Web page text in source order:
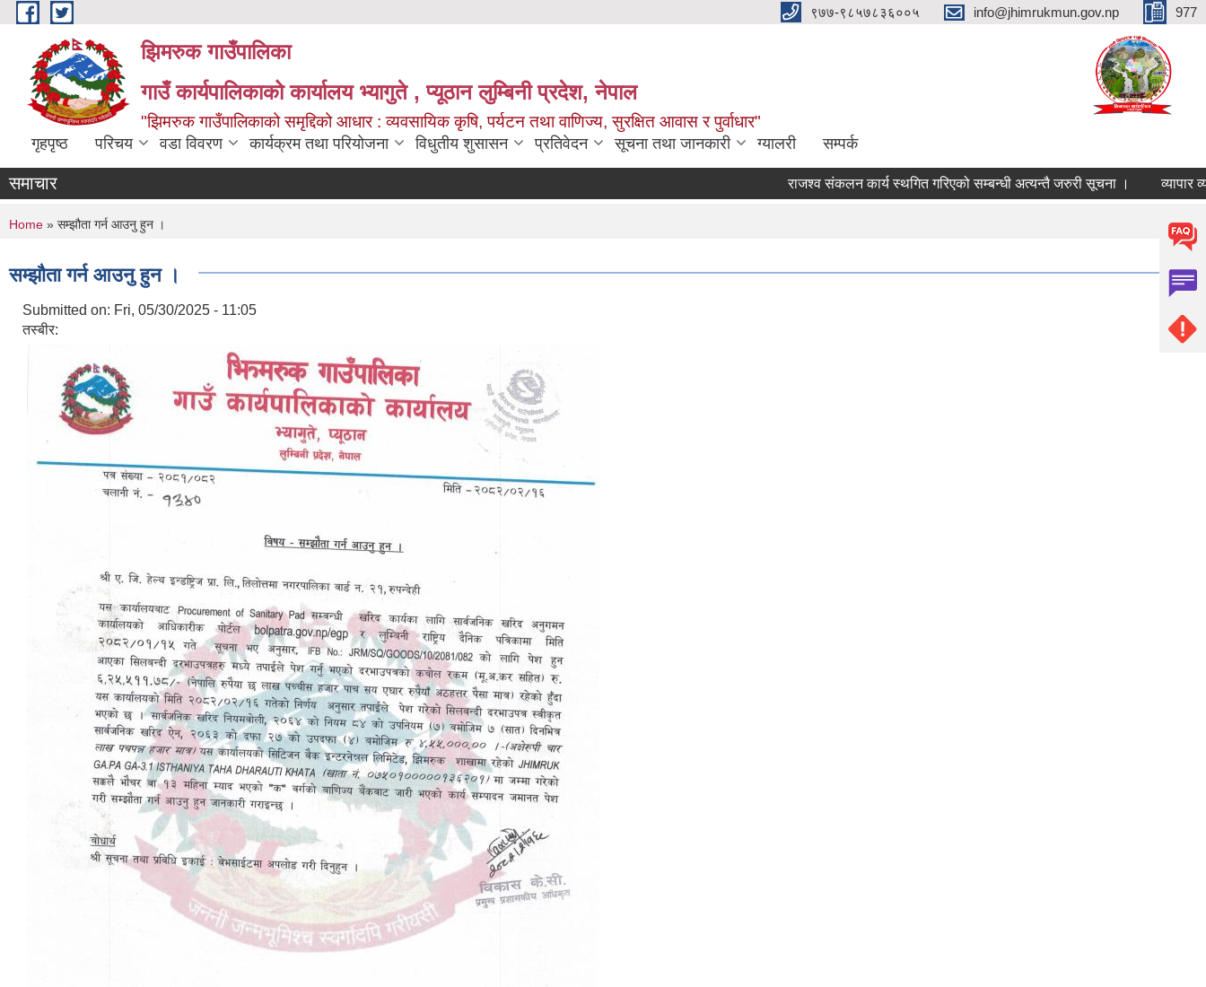
Skip to main content ९७७-९८५७८३६००५ info@jhimrukmun.gov.np 977
झिमरुक गाउँपालिका
गाउँ कार्यपालिकाको कार्यालय भ्यागुते , प्यूठान लुम्बिनी प्रदेश, नेपाल
"झिमरुक गाउँपालिकाको समृद्दिको आधार : व्यवसायिक कृषि, पर्यटन तथा वाणिज्य, सुरक्षित आवास र पुर्वाधार"
गृहपृष्ठ परिचय वडा विवरण कार्यक्रम तथा परियोजना विधुतीय शुसासन प्रतिवेदन सूचना तथा जानकारी ग्यालरी सम्पर्क
समाचार राजश्व संकलन कार्य स्थगित गरिएको सम्बन्धी अत्यन्तै जरुरी सूचना । व्यापार
You are here
Home » सम्झौता गर्न आउनु हुन ।
सम्झौता गर्न आउनु हुन ।
Submitted on: Fri, 05/30/2025 - 11:05
तस्बीर: